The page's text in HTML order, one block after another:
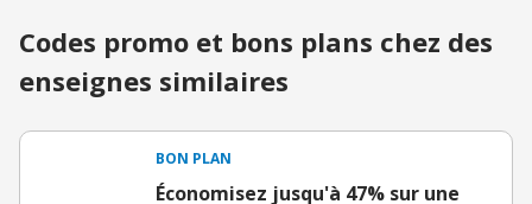
Codes promo et bons plans chez des
enseignes similaires
BON PLAN
Économisez jusqu'à 47% sur une